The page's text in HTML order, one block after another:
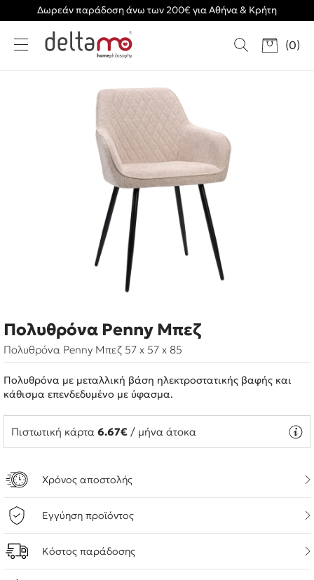
Δωρεάν παράδοση άνω των 200€ για Αθήνα & Κρήτη
(0)
Πολυθρόνα Penny Μπεζ
Πολυθρόνα Penny Μπεζ 57 x 57 x 85
Πολυθρόνα με μεταλλική βάση ηλεκτροστατικής βαφής και
κάθισμα επενδεδυμένο με ύφασμα.
Πιστωτική κάρτα 6.67€ / μήνα άτοκα
Χρόνος αποστολής
Εγγύηση προϊόντος
Κόστος παράδοσης